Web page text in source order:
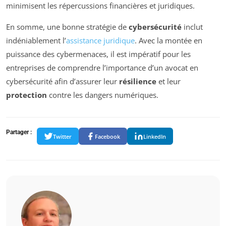
minimisent les répercussions financières et juridiques.
En somme, une bonne stratégie de cybersécurité inclut
indéniablement l’assistance juridique. Avec la montée en
puissance des cybermenaces, il est impératif pour les
entreprises de comprendre l’importance d’un avocat en
cybersécurité afin d’assurer leur résilience et leur
protection contre les dangers numériques.
Partager :
Twitter Facebook LinkedIn